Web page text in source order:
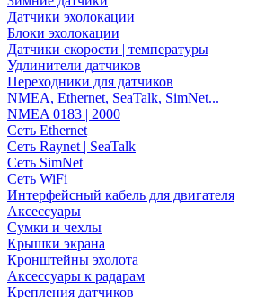
Датчики эхолокации
Блоки эхолокации
Датчики скорости | температуры
Удлинители датчиков
Переходники для датчиков
NMEA, Ethernet, SeaTalk, SimNet...
NMEA 0183 | 2000
Сеть Ethernet
Сеть Raynet | SeaTalk
Сеть SimNet
Сеть WiFi
Интерфейсный кабель для двигателя
Аксессуары
Сумки и чехлы
Крышки экрана
Кронштейны эхолота
Аксессуары к радарам
Крепления датчиков